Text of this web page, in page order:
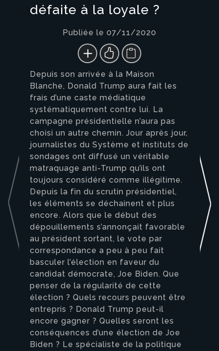
défaite à la loyale ?
Publiée le 07/11/2020
Depuis son arrivée à la Maison
Blanche, Donald Trump aura fait les
frais d’une caste médiatique
systématiquement contre lui. La
campagne présidentielle n’aura pas
choisi un autre chemin. Jour après jour,
journalistes du Système et instituts de
sondages ont diffusé un véritable
matraquage anti-Trump qu’ils ont
toujours considéré comme illégitime.
Depuis la fin du scrutin présidentiel,
les éléments se déchainent et plus
encore. Alors que le début des
dépouillements s’annonçait favorable
au président sortant, le vote par
correspondance a peu à peu fait
basculer l’élection en faveur du
candidat démocrate, Joe Biden. Que
penser de la régularité de cette
élection ? Quels recours peuvent être
entrepris ? Donald Trump peut-il
encore gagner ? Quelles seront les
conséquences d’une élection de Joe
Biden ? Le spécialiste de la politique